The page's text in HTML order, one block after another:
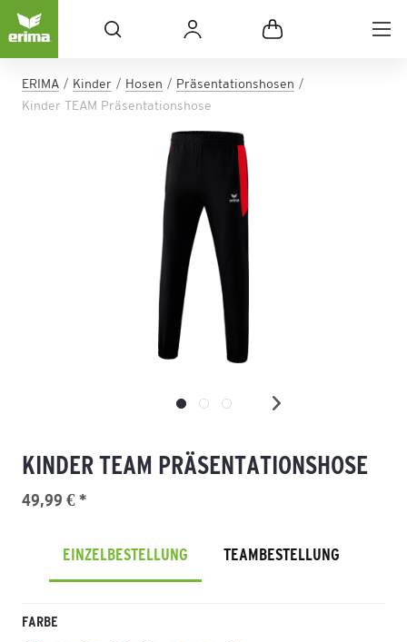
ERIMA Kinder Hosen
Präsentationshosen
Kinder TEAM Präsentationshose
KINDER TEAM PRÄSENTATIONSHOSE
49,99 € *
EINZELBESTELLUNG TEAMBESTELLUNG
FARBE